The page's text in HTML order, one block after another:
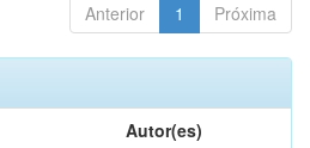
Anterior 1 Próxima
Autor(es)